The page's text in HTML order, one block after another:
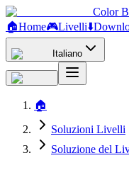
Color
🏠Home🎮Livelli⬇️
Italiano
🏠
Soluzioni Livelli
Soluzione del